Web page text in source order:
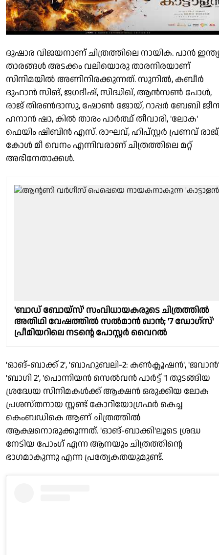
ദുഷാര വിജയനാണ് ചിത്രത്തിലെ നായിക. പാൻ
താരങ്ങൾ അടക്കം വലിയൊരു താരനിരയാണ്
സിനിമയിൽ അണിനിരക്കുന്നത്. സുനിൽ, കബീർ
ദുഹാൻ സിങ്, ജഗദീഷ്, സിദ്ധിഖ്, ആൻസൺ പോള്‍,
രാജ് തിരൺദാസു, ഷോൺ ജോയ്, റാപ്പർ ബേബി
ഹനാൻ ഷാ, കിൽ താരം പാർത്ഥ് തീവാരി, 'ലോക'
ഫെയിം ഷിബിൻ എസ്. രാഘവ്, ഹിപ്സ്റ്റർ‍ പ്രണവ്
കോൾ മീ വെനം എന്നിവരാണ് ചിത്രത്തിലെ മറ്റ്
അഭിനേതാക്കൾ.
'ബാഡ് ബോയ്‌സ്' സംവിധായകരുടെ ചിത്രത്തിൽ
അതിഥി വേഷത്തിൽ സൽമാൻ ഖാൻ; '7 ഡോഗ്സ്'
പ്രീമിയറിലെ നടന്റെ പോസ്റ്റർ വൈറൽ
'ഓങ്-ബാക്ക് 2', 'ബാഹുബലി-2: കൺക്ലൂഷൻ',
'ബാഗി 2', 'പൊന്നിയൻ സെൽവൻ പാർട്ട് '1 തുടങ്ങിയ
ശ്രദ്ധേയ സിനിമകൾക്ക് ആക്ഷൻ ഒരുക്കിയ ലോക
പ്രശസ്തനായ സ്റ്റണ്ട് കോറിയോഗ്രഫർ കെച്ച
കെംബഡികെ ആണ് ചിത്രത്തിൽ
ആക്ഷനൊരുക്കുന്നത്. 'ഓങ്-ബാക്കി'ലൂടെ ശ്രദ്ധ
നേടിയ പോംഗ് എന്ന ആനയും ചിത്രത്തിന്റെ
ഭാഗമാകുന്നു എന്ന പ്രത്യേകതയുമുണ്ട്.